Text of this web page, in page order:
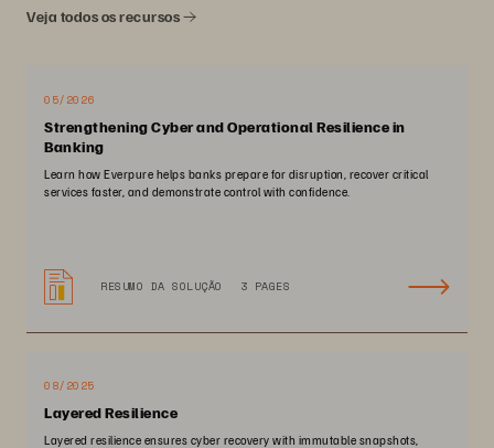
Veja todos os recursos
05/2026
Strengthening Cyber and Operational Resilience in
Banking
Learn how Everpure helps banks prepare for disruption, recover critical
services faster, and demonstrate control with confidence.
RESUMO DA SOLUÇÃO 3 PAGES
08/2025
Layered Resilience
Layered resilience ensures cyber recovery with immutable snapshots,